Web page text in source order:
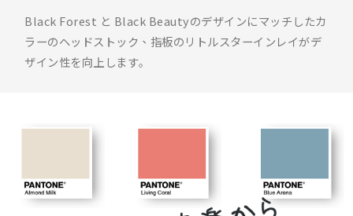
Black Forest と Black Beautyのデザインにマッチしたカ
ラーのヘッドストック、指板のリトルスターインレイがデ
ザイン性を向上します｡